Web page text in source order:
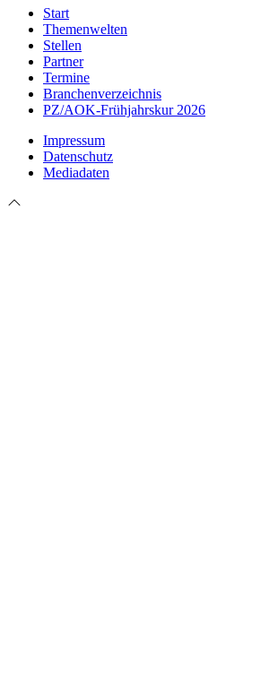
Start
Themenwelten
Stellen
Partner
Termine
Branchenverzeichnis
PZ/AOK-Frühjahrskur 2026
Impressum
Datenschutz
Mediadaten